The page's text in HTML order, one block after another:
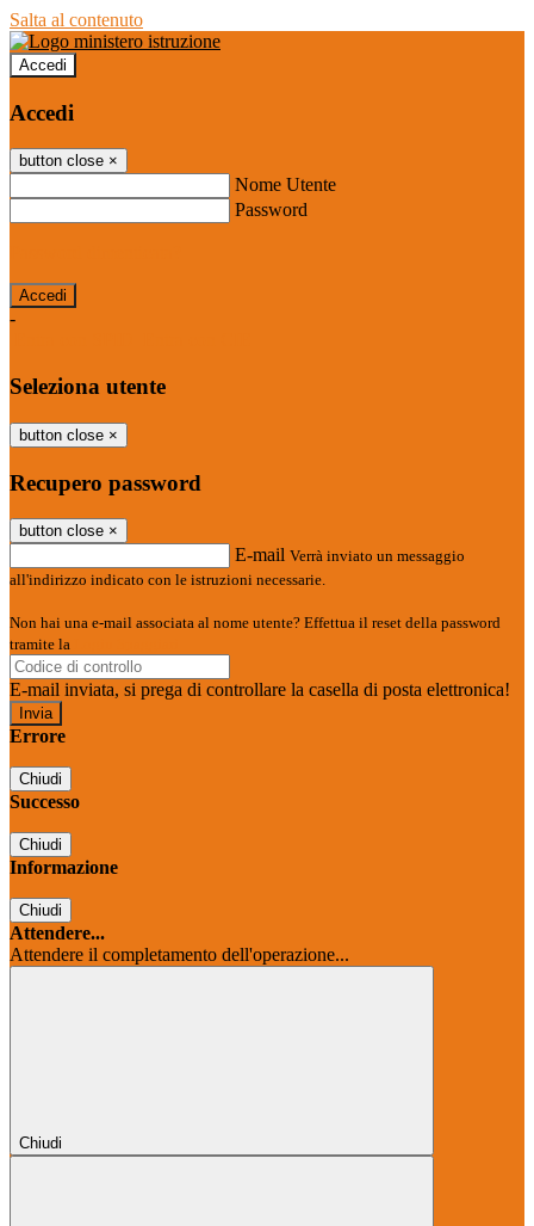
Salta al contenuto
Accedi
Accedi
button close ×
Nome Utente
Password
-
Seleziona utente
button close ×
Recupero password
button close ×
E-mail Verrà inviato un messaggio
all'indirizzo indicato con le istruzioni necessarie.
Non hai una e-mail associata al nome utente? Effettua il reset della password
tramite la
E-mail inviata, si prega di controllare la casella di posta elettronica!
Errore
Chiudi
Successo
Chiudi
Informazione
Chiudi
Attendere...
Attendere il completamento dell'operazione...
Chiudi